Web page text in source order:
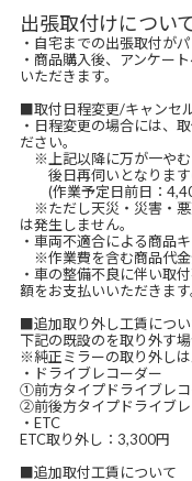
出張取付けについ
・自宅までの出張取付が
・商品購入後、アンケー
いただきます。
■取付日程変更/キャンセ
・日程変更の場合には、
ださい。
※上記以降に万が一やむ
後日再伺いとなります
(作業予定日前日：
※ただし天災・災害・悪
は発生しません。
・車両不適合による商品
※作業費を含む商品代金
・車の整備不良に伴い取
額をお支払いいただきます
■追加取り外し工賃につ
下記の既設のを取り外す
※純正ミラーの取り外しは
・ドライブレコーダー
①前方タイプドライブレ
②前後方タイプドライブ
・ETC
ETC取り外し：3,300円
■追加取付工賃について